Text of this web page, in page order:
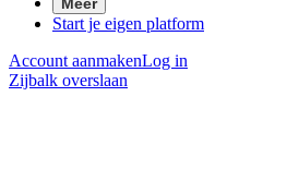
Start je eigen platform
Account aanmakenLog in
Zijbalk overslaan